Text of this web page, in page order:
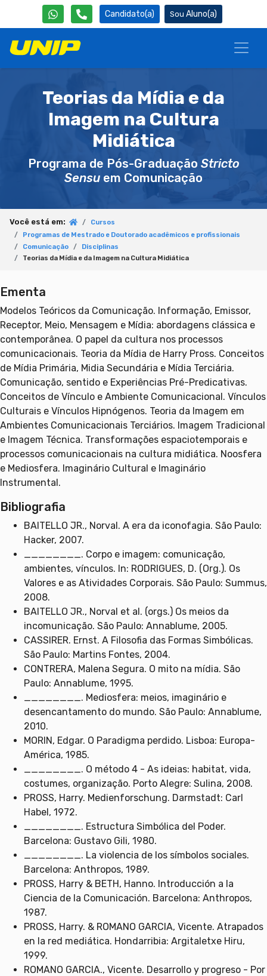
Candidato(a) Aluno(a)
Teorias da Mídia e da
Imagem na Cultura
Midiática
Programa de Pós-Graduação Stricto
Sensu em Comunicação
Você está em:
Cursos
Programas de Mestrado e Doutorado acadêmicos e profissionais
Comunicação
Disciplinas
Teorias da Mídia e da Imagem na Cultura Midiática
Ementa
Modelos Teóricos da Comunicação. Informação, Emissor,
Receptor, Meio, Mensagem e Mídia: abordagens clássica e
contemporânea. O papel da cultura nos processos
comunicacionais. Teoria da Mídia de Harry Pross. Conceitos
de Mídia Primária, Midia Secundária e Mídia Terciária.
Comunicação, sentido e Experiências Pré-Predicativas.
Conceitos de Vínculo e Ambiente Comunicacional. Vínculos
Culturais e Vínculos Hipnógenos. Teoria da Imagem em
Ambientes Comunicacionais Terciários. Imagem Tradicional
e Imagem Técnica. Transformações espaciotemporais e
processos comunicacionais na cultura midiática. Noosfera
e Mediosfera. Imaginário Cultural e Imaginário
Instrumental.
Bibliografia
BAITELLO JR., Norval. A era da iconofagia. São Paulo:
Hacker, 2007.
________. Corpo e imagem: comunicação,
ambientes, vínculos. In: RODRIGUES, D. (Org.). Os
Valores e as Atividades Corporais. São Paulo: Summus,
2008.
BAITELLO JR., Norval et al. (orgs.) Os meios da
incomunicação. São Paulo: Annablume, 2005.
CASSIRER. Ernst. A Filosofia das Formas Simbólicas.
São Paulo: Martins Fontes, 2004.
CONTRERA, Malena Segura. O mito na mídia. São
Paulo: Annablume, 1995.
________. Mediosfera: meios, imaginário e
desencantamento do mundo. São Paulo: Annablume,
2010.
MORIN, Edgar. O Paradigma perdido. Lisboa: Europa-
América, 1985.
________. O método 4 - As ideias: habitat, vida,
costumes, organização. Porto Alegre: Sulina, 2008.
PROSS, Harry. Medienforschung. Darmstadt: Carl
Habel, 1972.
________. Estructura Simbólica del Poder.
Barcelona: Gustavo Gili, 1980.
________. La violencia de los símbolos sociales.
Barcelona: Anthropos, 1989.
PROSS, Harry & BETH, Hanno. Introducción a la
Ciencia de la Comunicación. Barcelona: Anthropos,
1987.
PROSS, Harry. & ROMANO GARCIA, Vicente. Atrapados
en la red mediática. Hondarribia: Argitaletxe Hiru,
1999.
ROMANO GARCIA., Vicente. Desarrollo y progreso - Por